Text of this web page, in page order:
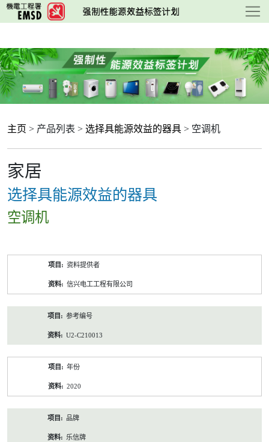
跳
至
要
内
容
主页 > 产品列表 > 选择具能源效益的器具 > 空调机
家居
选择具能源效益的器具
空调机
资料提供者
信兴电工工程有限公司
参考编号
U2-C210013
年份
2020
品牌
乐信牌